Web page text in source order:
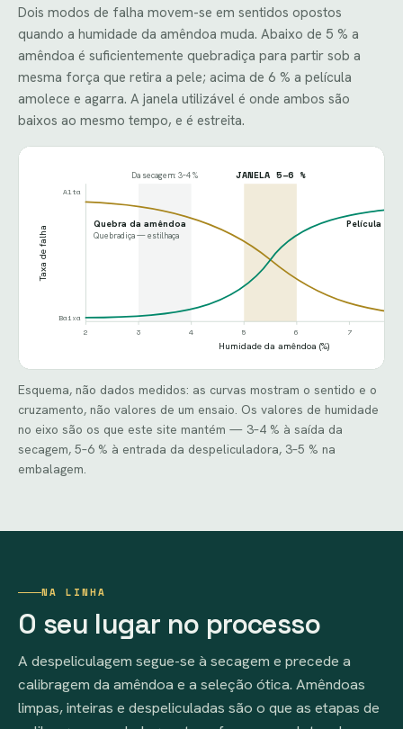
Dois modos de falha movem-se em sentidos opostos
quando a humidade da amêndoa muda. Abaixo de 5 % a
amêndoa é suficientemente quebradiça para partir sob a
mesma força que retira a pele; acima de 6 % a película
amolece e agarra. A janela utilizável é onde ambos são
baixos ao mesmo tempo, e é estreita.
Da secagem: 3–4 % JANELA 5–6 %
2 3 4 5 6 7
Humidade da amêndoa (%)
Alta
Baixa
Taxa de falha
Quebra da amêndoa
Quebradiça — estilhaça
Película
Esquema, não dados medidos: as curvas mostram o sentido e o
cruzamento, não valores de um ensaio. Os valores de humidade
no eixo são os que este site mantém — 3–4 % à saída da
secagem, 5–6 % à entrada da despeliculadora, 3–5 % na
embalagem.
NA LINHA
O seu lugar no processo
A despeliculagem segue-se à secagem e precede a
calibragem da amêndoa e a seleção ótica. Amêndoas
limpas, inteiras e despeliculadas são o que as etapas de